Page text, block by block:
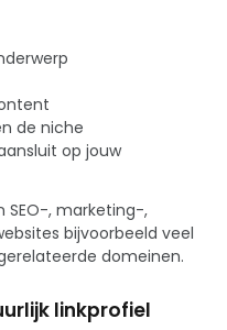
de niche
op jouw
SEO-, marketing-,
bijvoorbeeld veel
domeinen.
linkprofiel